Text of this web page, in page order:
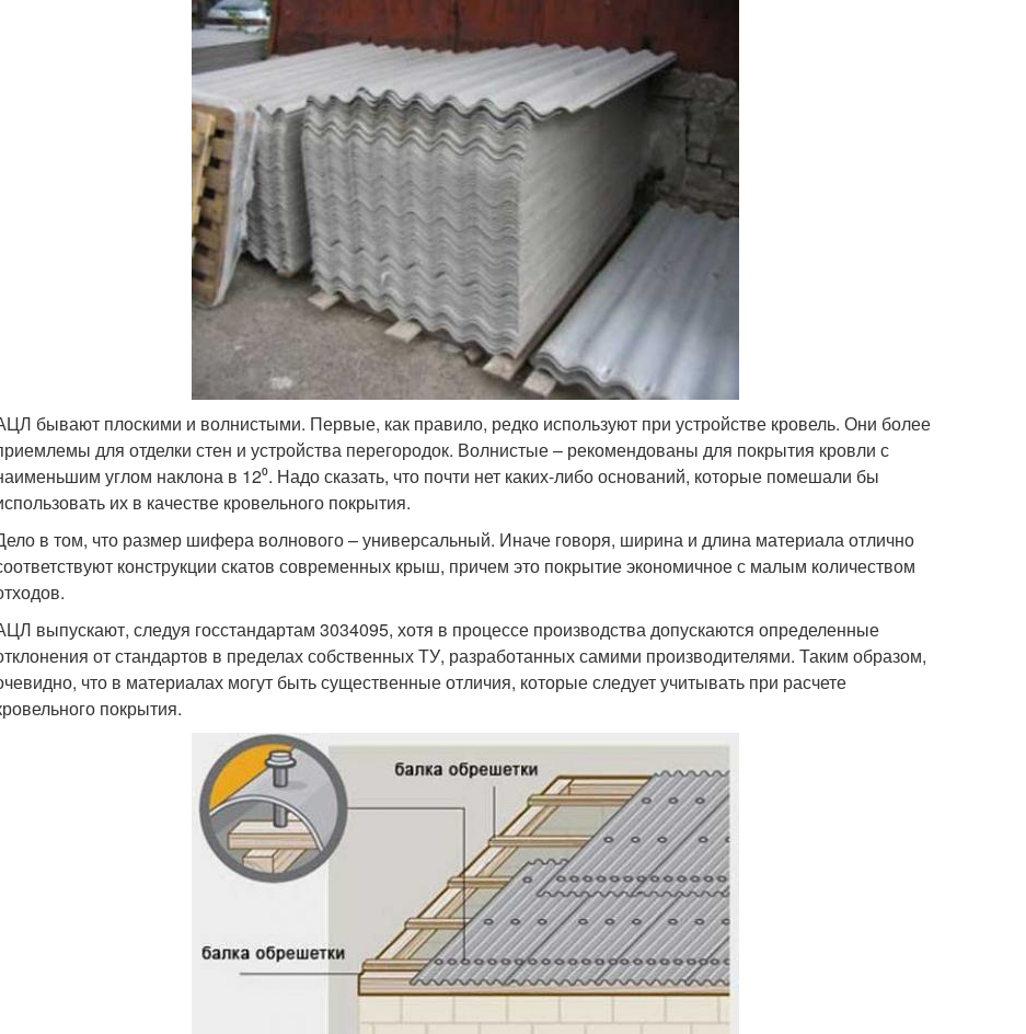
бывают плоскими и волнистыми. Первые, как правило, редко используют при устройстве кровель. Они более
для отделки стен и устройства перегородок. Волнистые – рекомендованы для покрытия кровли с
углом наклона в 12⁰. Надо сказать, что почти нет каких-либо оснований, которые помешали бы
их в качестве кровельного покрытия.
в том, что размер шифера волнового – универсальный. Иначе говоря, ширина и длина материала отлично
конструкции скатов современных крыш, причем это покрытие экономичное с малым количеством
выпускают, следуя госстандартам 3034095, хотя в процессе производства допускаются определенные
от стандартов в пределах собственных ТУ, разработанных самими производителями. Таким образом,
что в материалах могут быть существенные отличия, которые следует учитывать при расчете
покрытия.